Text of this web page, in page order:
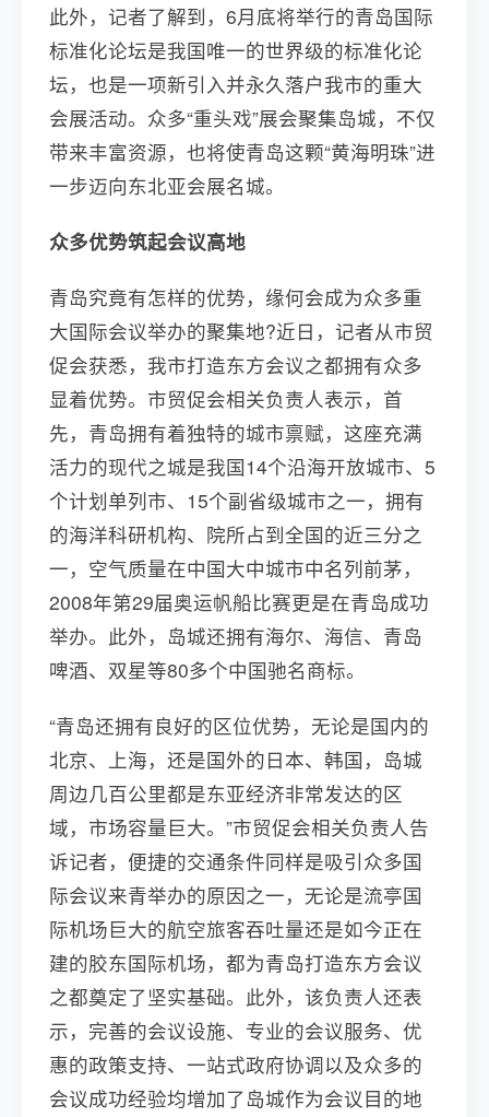
此外，记者了解到，6月底将举行的青岛国际
标准化论坛是我国唯一的世界级的标准化论
坛，也是一项新引入并永久落户我市的重大
会展活动。众多“重头戏”展会聚集岛城，不仅
带来丰富资源，也将使青岛这颗“黄海明珠”进
一步迈向东北亚会展名城。
众多优势筑起会议高地
青岛究竟有怎样的优势，缘何会成为众多重
大国际会议举办的聚集地?近日，记者从市贸
促会获悉，我市打造东方会议之都拥有众多
显着优势。市贸促会相关负责人表示，首
先，青岛拥有着独特的城市禀赋，这座充满
活力的现代之城是我国14个沿海开放城市、5
个计划单列市、15个副省级城市之一，拥有
的海洋科研机构、院所占到全国的近三分之
一，空气质量在中国大中城市中名列前茅，
2008年第29届奥运帆船比赛更是在青岛成功
举办。此外，岛城还拥有海尔、海信、青岛
啤酒、双星等80多个中国驰名商标。
“青岛还拥有良好的区位优势，无论是国内的
北京、上海，还是国外的日本、韩国，岛城
周边几百公里都是东亚经济非常发达的区
域，市场容量巨大。”市贸促会相关负责人告
诉记者，便捷的交通条件同样是吸引众多国
际会议来青举办的原因之一，无论是流亭国
际机场巨大的航空旅客吞吐量还是如今正在
建的胶东国际机场，都为青岛打造东方会议
之都奠定了坚实基础。此外，该负责人还表
示，完善的会议设施、专业的会议服务、优
惠的政策支持、一站式政府协调以及众多的
会议成功经验均增加了岛城作为会议目的地